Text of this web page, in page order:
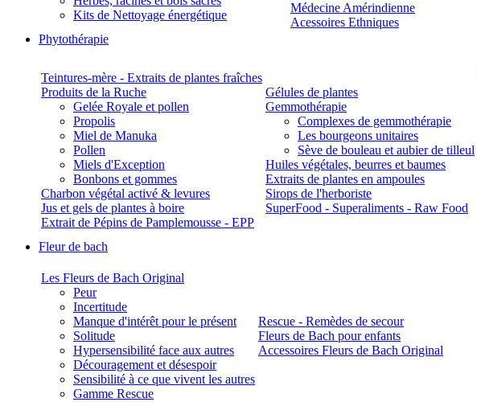
Kits de Nettoyage énergétique
Médecine Amérindienne
Acessoires Ethniques
Phytothérapie
Teintures-mère - Extraits de plantes fraîches
Produits de la Ruche
Gelée Royale et pollen
Propolis
Miel de Manuka
Pollen
Miels d'Exception
Bonbons et gommes
Charbon végétal activé & levures
Jus et gels de plantes à boire
Extrait de Pépins de Pamplemousse - EPP
Gélules de plantes
Gemmothérapie
Complexes de gemmothérapie
Les bourgeons unitaires
Sève de bouleau et aubier de tilleul
Huiles végétales, beurres et baumes
Extraits de plantes en ampoules
Sirops de l'herboriste
SuperFood - Superaliments - Raw Food
Fleur de bach
Les Fleurs de Bach Original
Peur
Incertitude
Manque d'intérêt pour le présent
Solitude
Hypersensibilité face aux autres
Découragement et désespoir
Sensibilité à ce que vivent les autres
Gamme Rescue
Rescue - Remèdes de secour
Fleurs de Bach pour enfants
Accessoires Fleurs de Bach Original